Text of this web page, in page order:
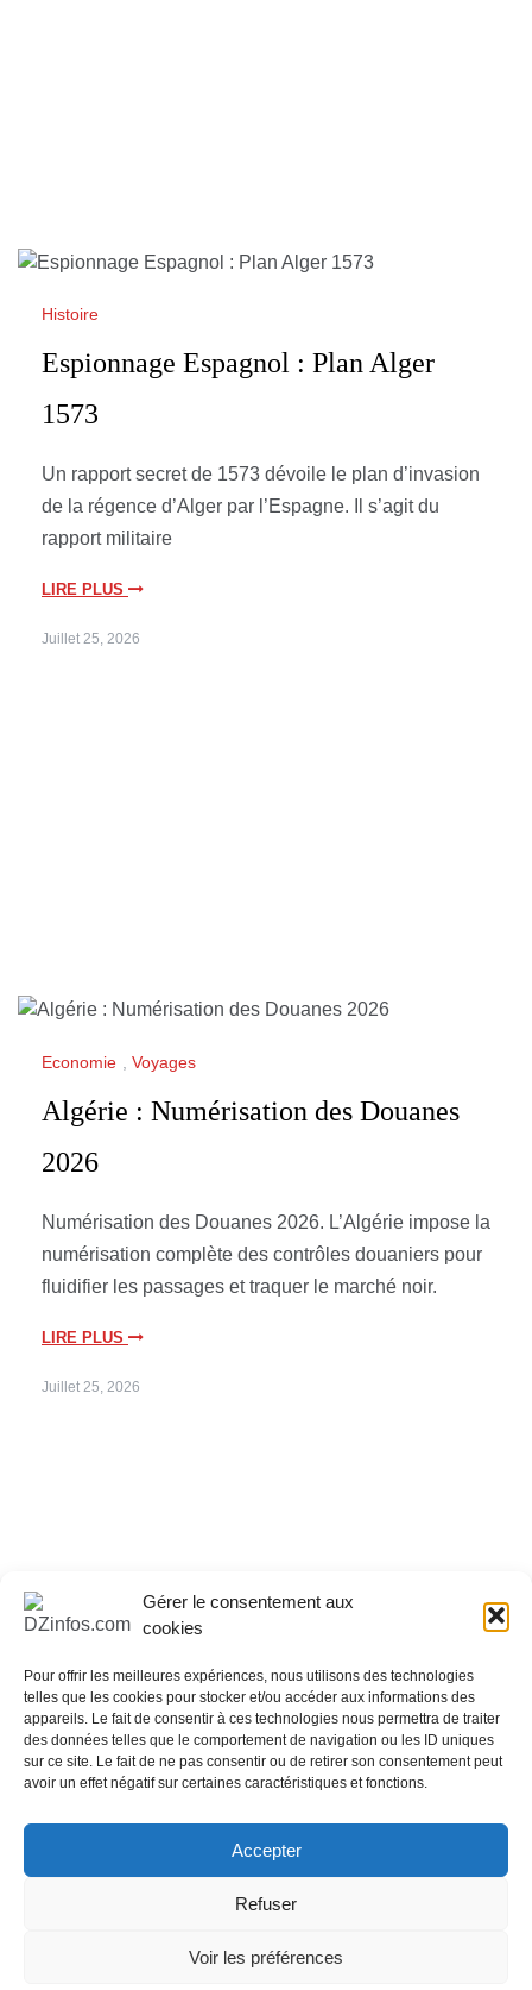
Gérer le consentement aux
cookies
Pour offrir les meilleures expériences, nous utilisons des technologies
telles que les cookies pour stocker et/ou accéder aux informations des
appareils. Le fait de consentir à ces technologies nous permettra de traiter
des données telles que le comportement de navigation ou les ID uniques
sur ce site. Le fait de ne pas consentir ou de retirer son consentement peut
avoir un effet négatif sur certaines caractéristiques et fonctions.
Accepter
Refuser
Voir les préférences
Histoire
Espionnage Espagnol : Plan Alger
1573
Un rapport secret de 1573 dévoile le plan d’invasion
de la régence d’Alger par l’Espagne. Il s’agit du
rapport militaire
LIRE PLUS
Juillet 25, 2026
Economie Voyages
Algérie : Numérisation des Douanes
2026
Numérisation des Douanes 2026. L’Algérie impose la
numérisation complète des contrôles douaniers pour
fluidifier les passages et traquer le marché noir.
LIRE PLUS
Juillet 25, 2026
Proudly powered by WordPress|Theme: Polite by